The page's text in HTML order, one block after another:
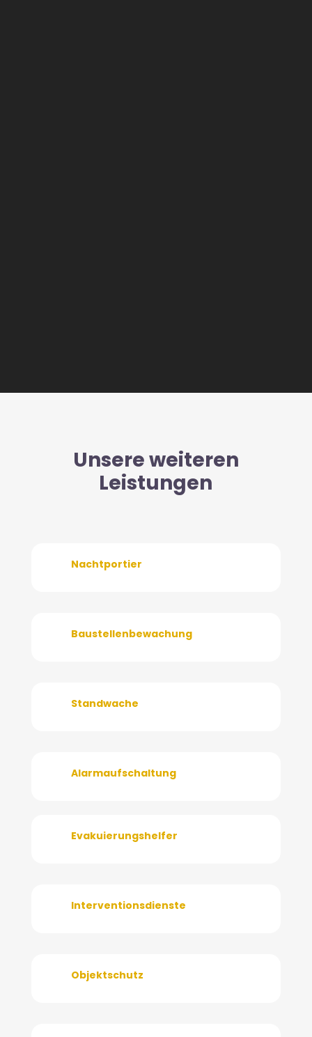
Unsere weiteren
Leistungen
Nachtportier
Baustellenbewachung
Standwache
Alarmaufschaltung
Evakuierungshelfer
Interventionsdienste
Objektschutz